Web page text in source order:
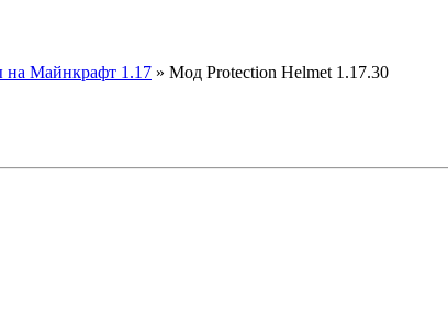
Майнкрафт 1.17 » Мод Protection Helmet 1.17.30